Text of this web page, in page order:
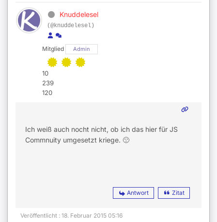
Knuddelesel
(@knuddelesel)
Mitglied Admin
10
239
120
Ich weiß auch nocht nicht, ob ich das hier für JS
Commnuity umgesetzt kriege. 🙁
Antwort Zitat
Veröffentlicht : 18. Februar 2015 05:16